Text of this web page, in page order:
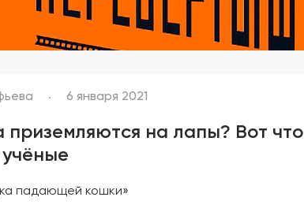
6 января 2021
приземляются на лапы? Вот что
падающей кошки»